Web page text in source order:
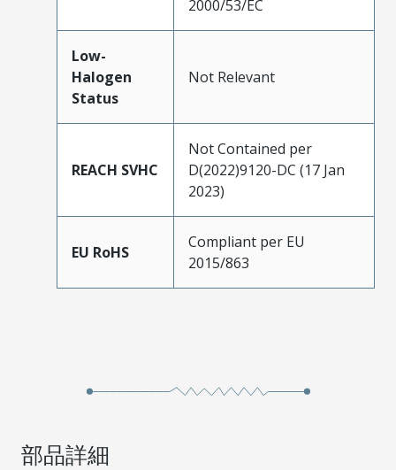
2000/53/EC
Low-
Halogen
Status
Not Relevant
REACH SVHC
Not Contained per
D(2022)9120-DC (17 Jan
2023)
EU RoHS
Compliant per EU
2015/863
部品詳細